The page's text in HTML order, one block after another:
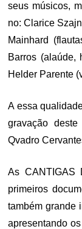
seus músicos,
no: Clarice
Mainhard
Barros (alaúde,
Helder Parente
A essa
gravação
Qvadro
As CANTIGAS
primeiros
também grande
apresentando